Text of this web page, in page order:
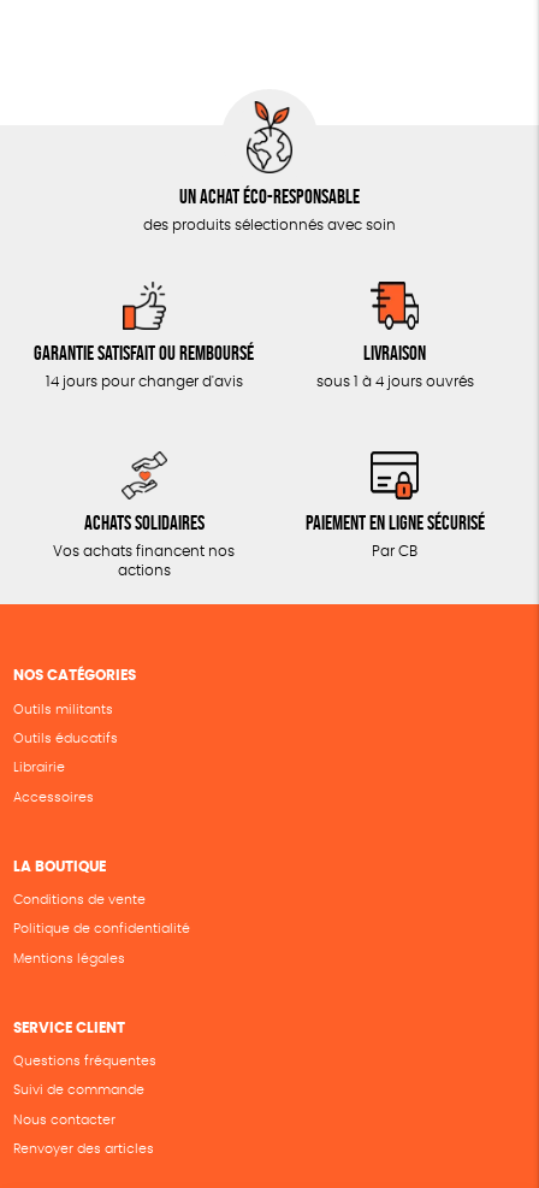
Un achat éco-responsable
des produits sélectionnés avec soin
Garantie satisfait ou remboursé
14 jours pour changer d'avis
Livraison
sous 1 à 4 jours ouvrés
Achats solidaires
Vos achats financent nos
actions
Paiement en ligne sécurisé
Par CB
NOS CATÉGORIES
Outils militants
Outils éducatifs
Librairie
Accessoires
LA BOUTIQUE
Conditions de vente
Politique de confidentialité
Mentions légales
SERVICE CLIENT
Questions fréquentes
Suivi de commande
Nous contacter
Renvoyer des articles